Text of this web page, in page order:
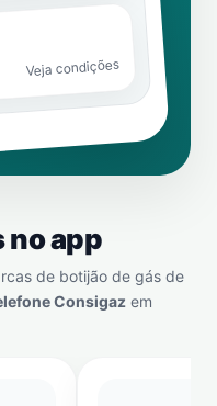
Veja condições
no app
de botijão de gás de
Consigaz em